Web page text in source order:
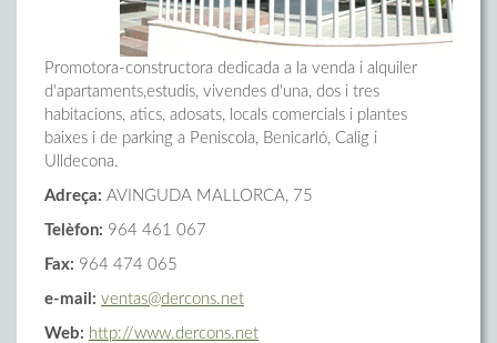
Promotora-constructora dedicada a la venda i alquiler
d'apartaments,estudis, vivendes d'una, dos i tres
habitacions, atics, adosats, locals comercials i plantes
baixes i de parking a Peniscola, Benicarló, Calig i
Ulldecona.
Adreça: AVINGUDA MALLORCA, 75
Telèfon: 964 461 067
Fax: 964 474 065
e-mail: ventas@dercons.net
Web: http://www.dercons.net